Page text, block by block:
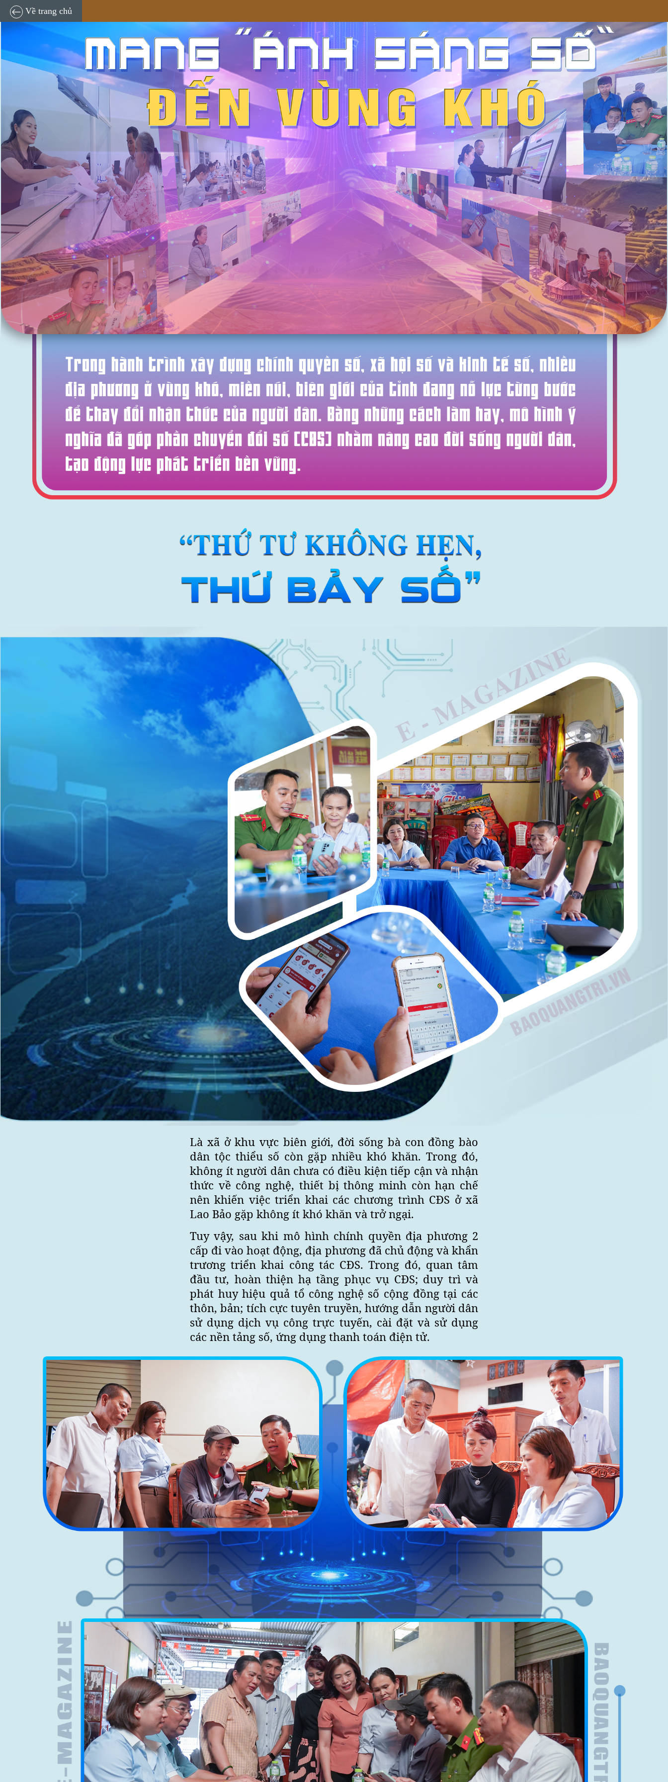
Về trang chủ
Là xã ở khu vực biên giới, đời sống bà con đồng bào
dân tộc thiểu số còn gặp nhiều khó khăn. Trong đó,
không ít người dân chưa có điều kiện tiếp cận và nhận
thức về công nghệ, thiết bị thông minh còn hạn chế
nên khiến việc triển khai các chương trình CĐS ở xã
Lao Bảo gặp không ít khó khăn và trở ngại.
Tuy vậy, sau khi mô hình chính quyền địa phương 2
cấp đi vào hoạt động, địa phương đã chủ động và khẩn
trương triển khai công tác CĐS. Trong đó, quan tâm
đầu tư, hoàn thiện hạ tầng phục vụ CĐS; duy trì và
phát huy hiệu quả tổ công nghệ số cộng đồng tại các
thôn, bản; tích cực tuyên truyền, hướng dẫn người dân
sử dụng dịch vụ công trực tuyến, cài đặt và sử dụng
các nền tảng số, ứng dụng thanh toán điện tử.